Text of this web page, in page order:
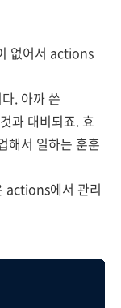
없어서 actions
. 아까 쓴
과 대비되죠. 효
해서 일하는 훈훈
actions에서 관리